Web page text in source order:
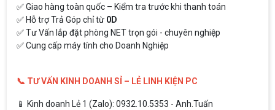
✅ Giao hàng toàn quốc – Kiểm tra trước khi thanh toán
✅ Hỗ trợ Trả Góp chỉ từ 0D
✅ Tư Vấn lắp đặt phòng NET trọn gói - chuyên nghiệp
✅ Cung cấp máy tính cho Doanh Nghiệp
📞 TƯ VẤN KINH DOANH SỈ – LẺ LINH KIỆN PC
📱 Kinh doanh Lẻ 1 (Zalo): 0932.10.5353 - Anh.Tuấn